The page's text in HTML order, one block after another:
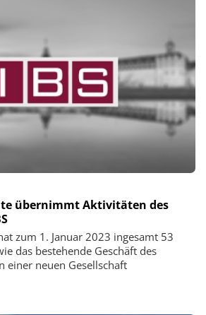
übernimmt Aktivitäten des
zum 1. Januar 2023 ingesamt 53
das bestehende Geschäft des
einer neuen Gesellschaft